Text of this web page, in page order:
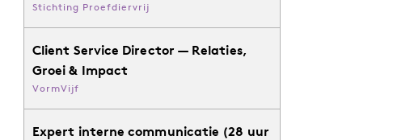
Stichting Proefdiervrij
Client Service Director — Relaties,
Groei & Impact
VormVijf
Expert interne communicatie (28 uur